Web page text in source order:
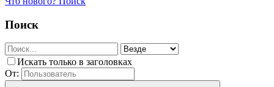
Поиск
Искать только в заголовках
От: